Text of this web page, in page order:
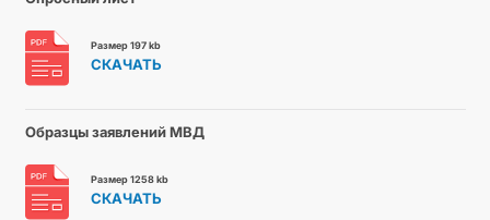
Размер 197 kb
СКАЧАТЬ
Образцы заявлений МВД
Размер 1258 kb
СКАЧАТЬ